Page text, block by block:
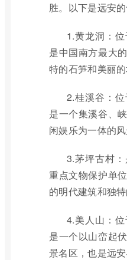
胜。以下是远安
1.黄龙洞：
是中国南方最大
特的石笋和美丽的
2.桂溪谷：
是一个集溪谷、
闲娱乐为一体的风
3.茅坪古村
重点文物保护单
的明代建筑和独特
4.美人山：
是一个以山峦起
景名区，也是远安